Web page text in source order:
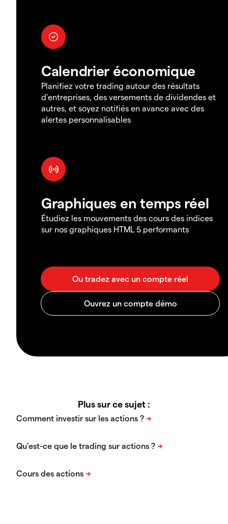
Calendrier économique
Planifiez votre trading autour des résultats
d'entreprises, des versements de dividendes et
autres, et soyez notifiés en avance avec des
alertes personnalisables
Graphiques en temps réel
Étudiez les mouvements des cours des indices
sur nos graphiques HTML 5 performants
Plus sur ce sujet :